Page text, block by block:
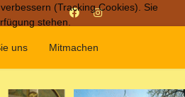
uns Mitmachen
(Tracking Cookies). Sie
stehen.